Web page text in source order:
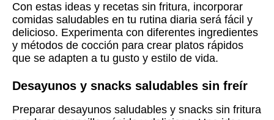
Con estas ideas y recetas sin fritura, incorporar
comidas saludables en tu rutina diaria será fácil y
delicioso. Experimenta con diferentes ingredientes
y métodos de cocción para crear platos rápidos
que se adapten a tu gusto y estilo de vida.
Desayunos y snacks saludables sin freír
Preparar desayunos saludables y snacks sin fritura